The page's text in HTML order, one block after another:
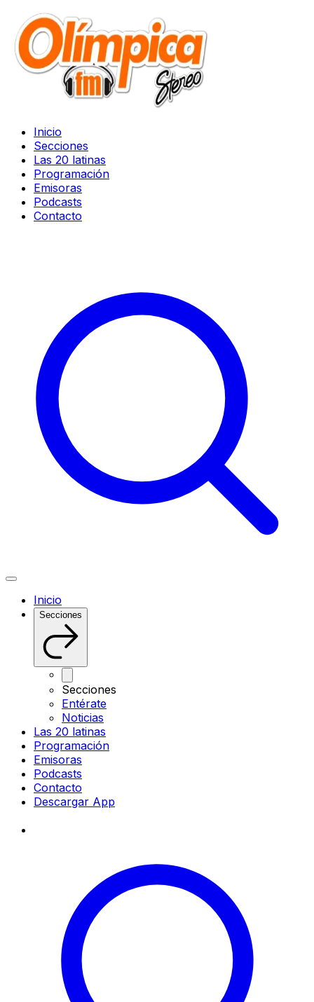
Inicio
Secciones
Las 20 latinas
Programación
Emisoras
Podcasts
Contacto
Inicio
Secciones
Secciones
Entérate
Noticias
Las 20 latinas
Programación
Emisoras
Podcasts
Contacto
Descargar App